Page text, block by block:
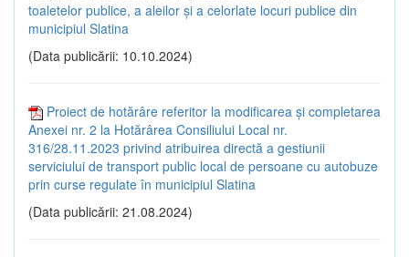
toaletelor publice, a aleilor și a celorlate locuri publice din
municipiul Slatina
(Data publicării: 10.10.2024)
Proiect de hotărâre referitor la modificarea și completarea
Anexei nr. 2 la Hotărârea Consiliului Local nr.
316/28.11.2023 privind atribuirea directă a gestiunii
serviciului de transport public local de persoane cu autobuze
prin curse regulate în municipiul Slatina
(Data publicării: 21.08.2024)